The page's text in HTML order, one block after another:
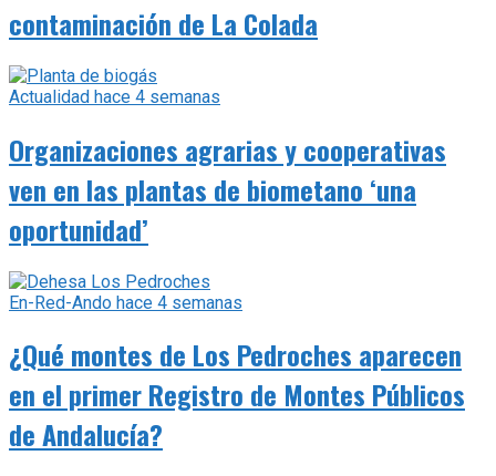
contaminación de La Colada
Actualidad hace 4 semanas
Organizaciones agrarias y cooperativas
ven en las plantas de biometano ‘una
oportunidad’
En-Red-Ando hace 4 semanas
¿Qué montes de Los Pedroches aparecen
en el primer Registro de Montes Públicos
de Andalucía?